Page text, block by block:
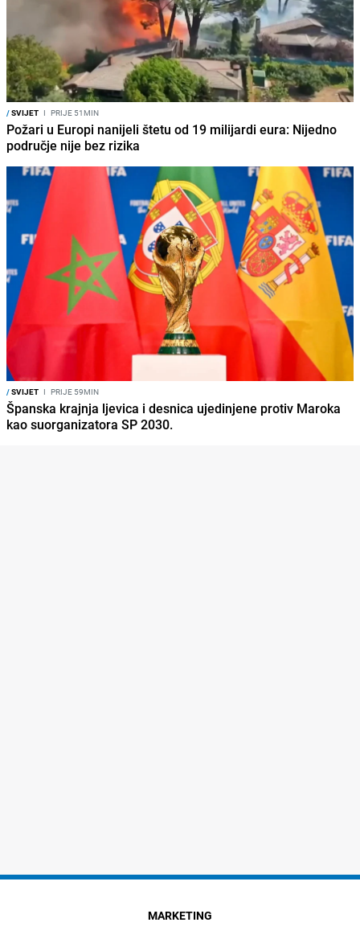
/SVIJET I PRIJE 51MIN
Požari u Europi nanijeli štetu od 19 milijardi eura: Nijedno
područje nije bez rizika
/SVIJET I PRIJE 59MIN
Španska krajnja ljevica i desnica ujedinjene protiv Maroka
kao suorganizatora SP 2030.
MARKETING